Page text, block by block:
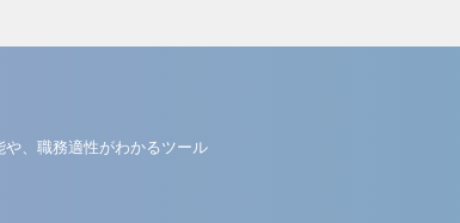
、職務適性がわかるツール